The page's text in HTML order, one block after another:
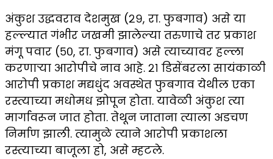
अंकुश उद्धवराव देशमुख (२९, रा. फुबगाव) असे या
हल्ल्यात गंभीर जखमी झालेल्या तरुणाचे तर प्रकाश
मंगू पवार (५०, रा. फुबगाव) असे त्याच्यावर हल्ला
करणाऱ्या आरोपीचे नाव आहे. २१ डिसेंबरला सायंकाळी
आरोपी प्रकाश मद्यधुंद अवस्थेत फुबगाव येथील एका
रस्त्याच्या मधोमध झोपून होता. यावेळी अंकुश त्या
मार्गावरून जात होता. तेथून जाताना त्याला अडचण
निर्माण झाली. त्यामुळे त्याने आरोपी प्रकाशला
रस्त्याच्या बाजूला हो, असे म्हटले.